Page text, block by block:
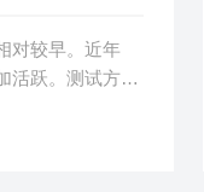
对较早。近年
活跃。测试方法
流滴定：该方